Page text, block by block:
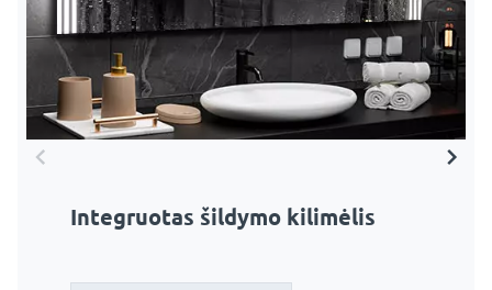
Integruotas šildymo kilimėlis
Šildymo kilimėlis + prisilietimas